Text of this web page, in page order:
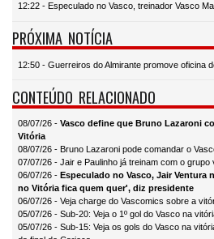
12:22 - Especulado no Vasco, treinador Vasco
PRÓXIMA NOTÍCIA
12:50 - Guerreiros do Almirante promove oficina
CONTEÚDO RELACIONADO
08/07/26 - Vasco define que Bruno Lazaroni
Vitória
08/07/26 - Bruno Lazaroni pode comandar o
07/07/26 - Jair e Paulinho já treinam com o
06/07/26 - Especulado no Vasco, Jair
no Vitória fica quem quer', diz presidente
06/07/26 - Veja charge do Vascomics sobre a
05/07/26 - Sub-20: Veja o 1º gol do Vasco na
05/07/26 - Sub-15: Veja os gols do Vasco na